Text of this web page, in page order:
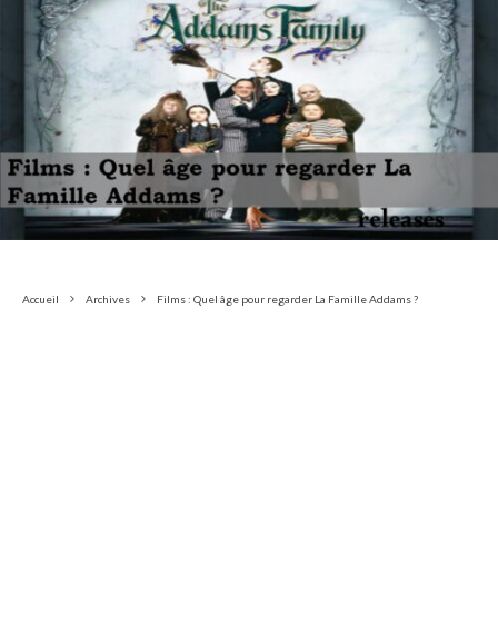
Accueil Archives Films : Quel âge pour regarder La Famille Addams ?